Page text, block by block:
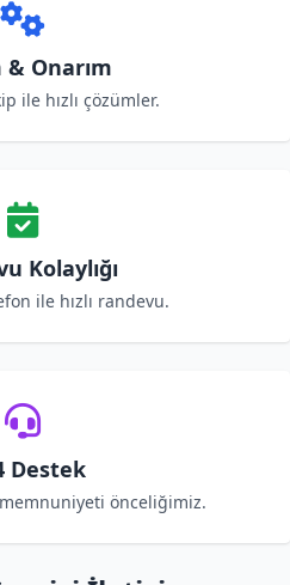
& Onarım
ile hızlı çözümler.
Kolaylığı
ile hızlı randevu.
Destek
önceliğimiz.